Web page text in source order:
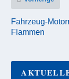
Fahrzeug-
Flammen